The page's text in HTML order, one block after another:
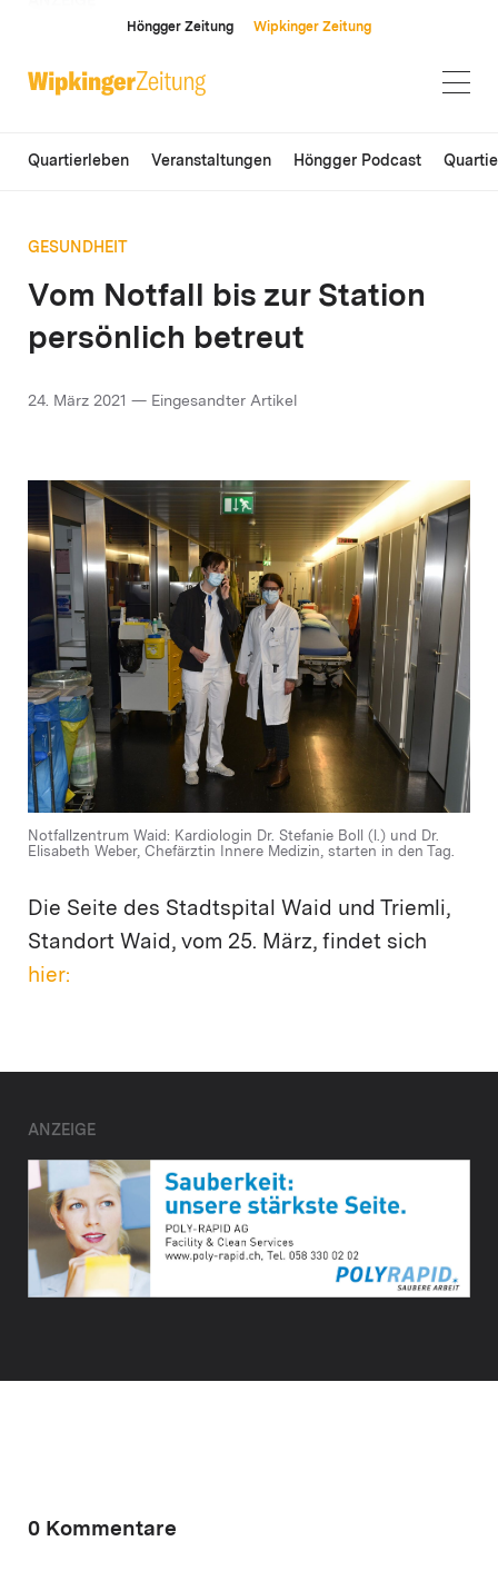
Höngger Zeitung Wipkinger Zeitung
Quartierleben Veranstaltungen Höngger Podcast
GESUNDHEIT
Vom Notfall bis zur Station
persönlich betreut
24. März 2021 — Eingesandter Artikel
Notfallzentrum Waid: Kardiologin Dr. Stefanie Boll (l.) und Dr.
Elisabeth Weber, Chefärztin Innere Medizin, starten in den Tag.
Die Seite des Stadtspital Waid und Triemli,
Standort Waid, vom 25. März, findet sich
hier:
ANZEIGE
0 Kommentare